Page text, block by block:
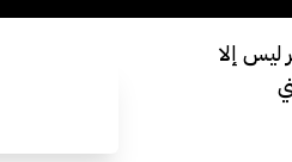
ليس إلا